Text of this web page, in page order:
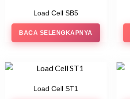
Load Cell SB5
BACA SELENGKAPNYA
Load Cell ST1